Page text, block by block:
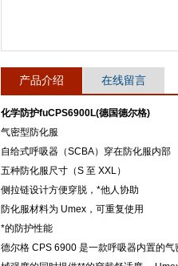
产品介绍 在线留言
化学防护fuCPS6900L(德国德尔格)
气密型防化服
自给式呼吸器（SCBA）穿在防化服内部
五种防化服尺寸（S 至 XXL）
侧拉链设计方便穿脱，*他人协助
防化服材料为 Umex，可重复使用
*的防护性能
德尔格 CPS 6900 是一款呼吸器内置的